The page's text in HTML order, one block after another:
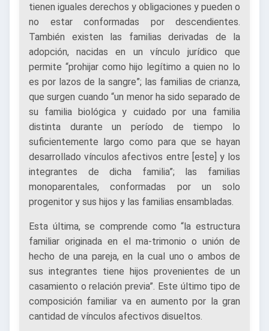
tienen iguales derechos y obligaciones y pueden o
no estar conformadas por descendientes.
También existen las familias derivadas de la
adopción, nacidas en un vínculo jurídico que
permite “prohijar como hijo legítimo a quien no lo
es por lazos de la sangre”; las familias de crianza,
que surgen cuando “un menor ha sido separado de
su familia biológica y cuidado por una familia
distinta durante un período de tiempo lo
suficientemente largo como para que se hayan
desarrollado vínculos afectivos entre [este] y los
integrantes de dicha familia”; las familias
monoparentales, conformadas por un solo
progenitor y sus hijos y las familias ensambladas.
Esta última, se comprende como “la estructura
familiar originada en el ma-trimonio o unión de
hecho de una pareja, en la cual uno o ambos de
sus integrantes tiene hijos provenientes de un
casamiento o relación previa”. Este último tipo de
composición familiar va en aumento por la gran
cantidad de vínculos afectivos disueltos.